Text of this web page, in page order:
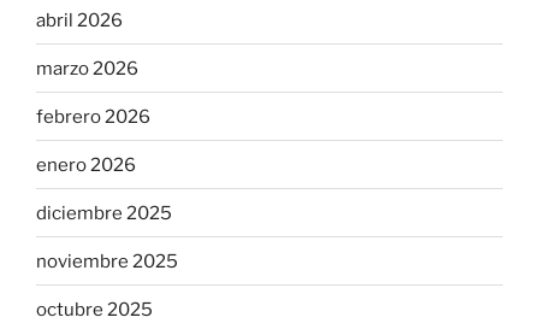
abril 2026
marzo 2026
febrero 2026
enero 2026
diciembre 2025
noviembre 2025
octubre 2025